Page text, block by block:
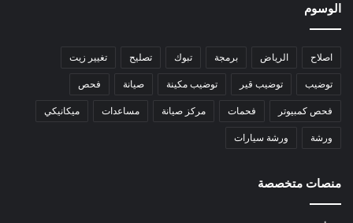
الوسوم
اصلاح الرياض برمجة تبوك تصليح تغيير زيت
توضيب توضيب قير توضيب مكينة صيانة فحص
فحص كمبيوتر فحمات مركز صيانة مساعدات ميكانيكي
ورشة ورشة سيارات
منصات متخصصة